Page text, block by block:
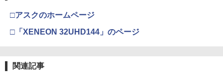
4
【新品】【ETC_G】スーパーマリオ キ
庫品]
新パッケージ 劇場版 北米版 ブルーレ
￥11,980
4
【純正品】Xbox 充電式バッテリー + US
(オリジナル特典:オリジナル巾着＋メー
カー特典:【坤と離】二振りの剣、十翼よ
り来たる！スタジオ描き下ろしイラスト
ボード付) [Blu-ray]
□アスクのホームページ
□「XENEON 32UHD144」のページ
関連記事